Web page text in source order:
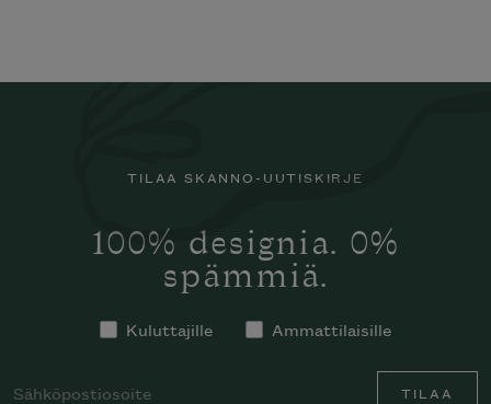
TILAA SKANNO-UUTISKIRJE
100% designia. 0%
spämmiä.
Kuluttajille Ammattilaisille
TILAA